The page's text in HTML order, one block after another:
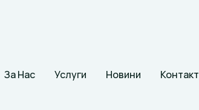
За Нас Услуги Новини Контакт